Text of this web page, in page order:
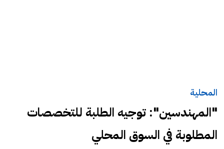
المحلية
"المهندسين": توجيه الطلبة للتخصصات
المطلوبة في السوق المحلي